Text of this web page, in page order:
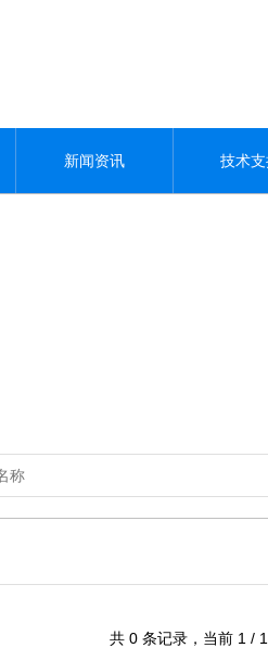
新闻资讯 技术
共 0 条记录，当